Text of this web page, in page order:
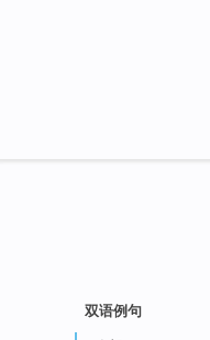
双语例句